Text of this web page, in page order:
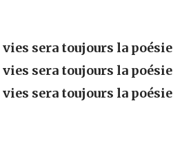
sera toujours la poésie
sera toujours la poésie
sera toujours la poésie